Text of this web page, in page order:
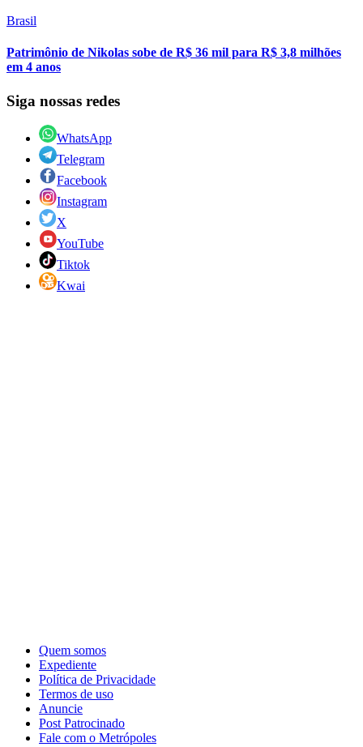
Brasil
Patrimônio de Nikolas sobe de R$ 36 mil para R$ 3,8 milhões
em 4 anos
Siga nossas redes
WhatsApp
Telegram
Facebook
Instagram
X
YouTube
Tiktok
Kwai
Quem somos
Expediente
Política de Privacidade
Termos de uso
Anuncie
Post Patrocinado
Fale com o Metrópoles